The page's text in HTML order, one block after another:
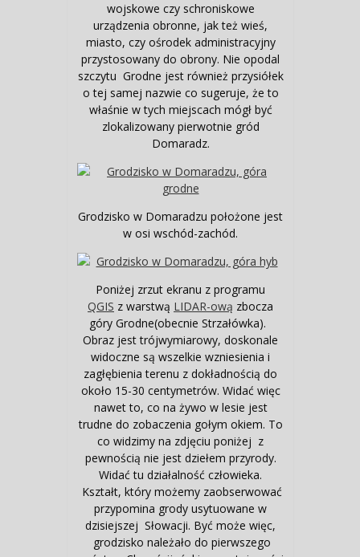
wojskowe czy schroniskowe
urządzenia obronne, jak też wieś,
miasto, czy ośrodek administracyjny
przystosowany do obrony. Nie opodal
szczytu Grodne jest również przysiółek
o tej samej nazwie co sugeruje, że to
właśnie w tych miejscach mógł być
zlokalizowany pierwotnie gród
Domaradz.
Grodzisko w Domaradzu położone jest
w osi wschód-zachód.
Poniżej zrzut ekranu z programu
QGIS z warstwą LIDAR-ową zbocza
góry Grodne(obecnie Strzałówka).
Obraz jest trójwymiarowy, doskonale
widoczne są wszelkie wzniesienia i
zagłębienia terenu z dokładnością do
około 15-30 centymetrów. Widać więc
nawet to, co na żywo w lesie jest
trudne do zobaczenia gołym okiem. To
co widzimy na zdjęciu poniżej z
pewnością nie jest dziełem przyrody.
Widać tu działalność człowieka.
Kształt, który możemy zaobserwować
przypomina grody usytuowane w
dzisiejszej Słowacji. Być może więc,
grodzisko należało do pierwszego